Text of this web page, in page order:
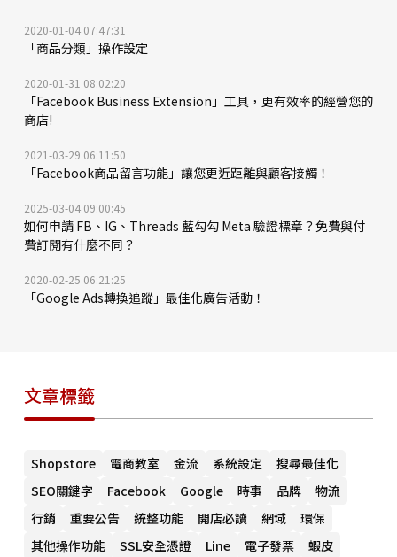
2020-01-04 07:47:31
「商品分類」操作設定
2020-01-31 08:02:20
「Facebook Business Extension」工具，更有效率的經營您的
商店!
2021-03-29 06:11:50
「Facebook商品留言功能」讓您更近距離與顧客接觸！
2025-03-04 09:00:45
如何申請 FB、IG、Threads 藍勾勾 Meta 驗證標章？免費與付
費訂閱有什麼不同？
2020-02-25 06:21:25
「Google Ads轉換追蹤」最佳化廣告活動！
文章標籤
Shopstore 電商教室 金流 系統設定
搜尋最佳化
SEO關鍵字
Facebook Google 時事 品牌
物流
行銷
重要公告 統整功能 開店必讀 網域
環保
其他操作功能
SSL安全憑證 Line 電子發票
蝦皮